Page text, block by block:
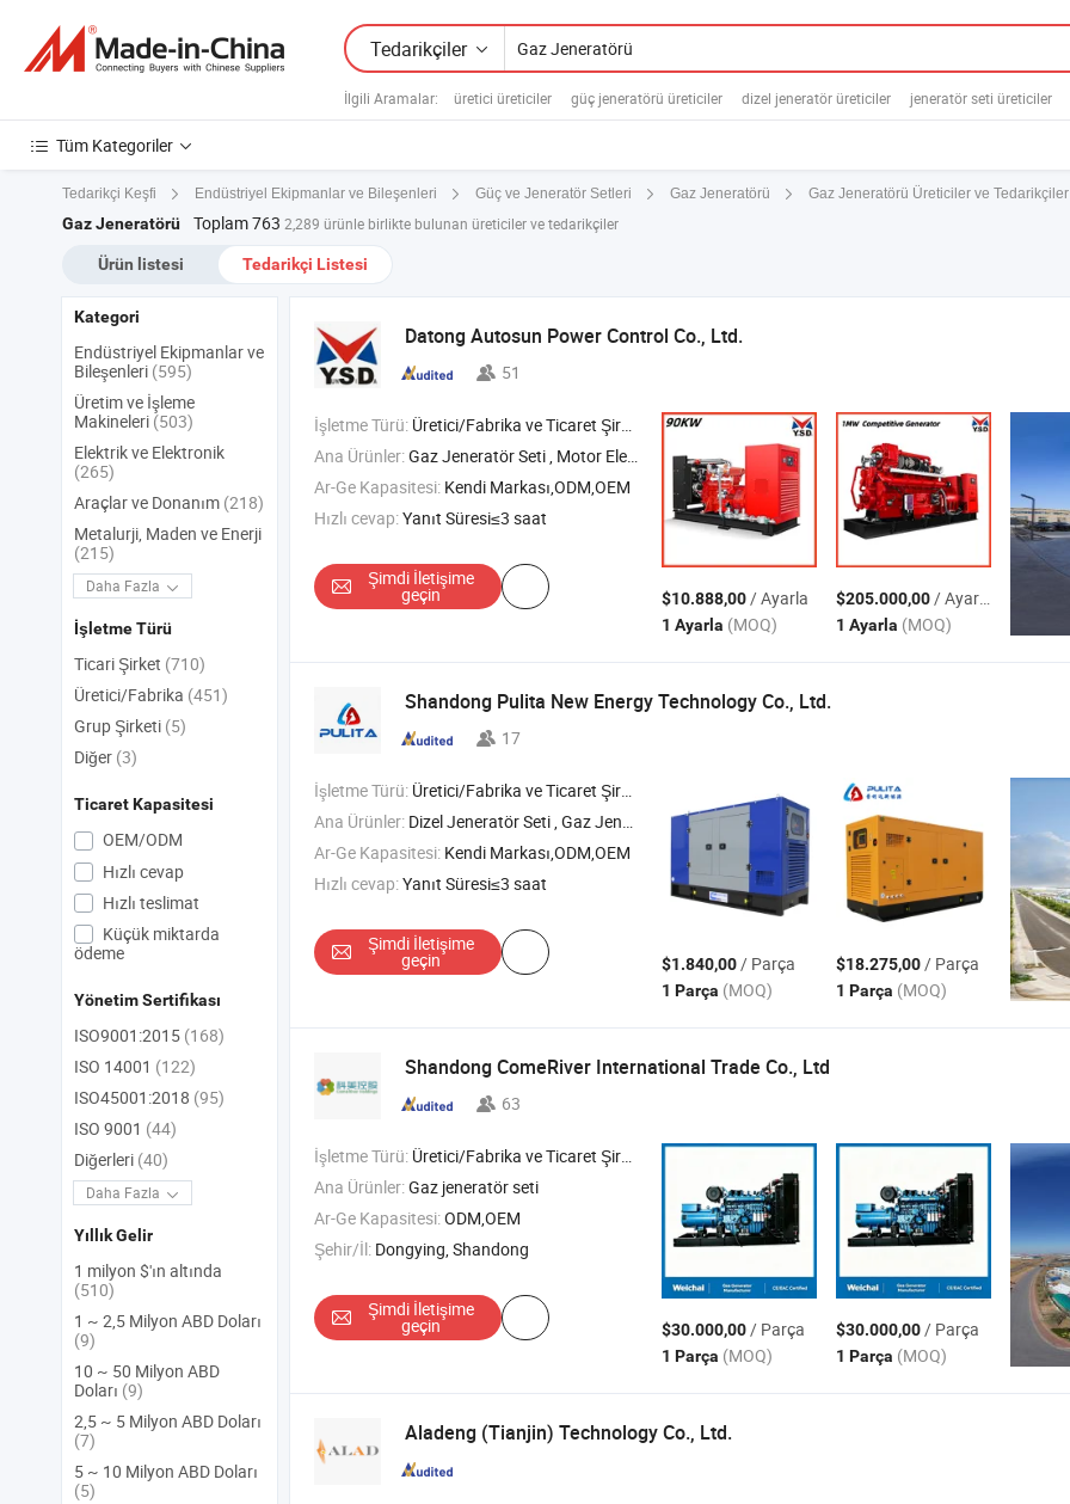
Tedarikçiler
İlgili Aramalar: üretici üreticiler güç jeneratörü üreticiler dizel jeneratör üreticiler jeneratör seti üreticiler
Tüm Kategoriler
Tedarikçi Keşfi Endüstriyel Ekipmanlar ve Bileşenleri Güç ve Jeneratör Setleri Gaz Jeneratörü Gaz Jeneratörü Üreticiler ve Tedarikçiler
Gaz Jeneratörü Toplam 763 2,289 ürünle birlikte bulunan üreticiler ve tedarikçiler
Ürün listesi Tedarikçi Listesi
Datong Autosun Power Control Co., Ltd.
51
İşletme Türü: Üretici/Fabrika ve Ticaret Şirketi
Ana Ürünler:Gaz Jeneratör Seti , Motor Elektronik Kontrol Ürünleri
Ar-Ge Kapasitesi: Kendi Markası,ODM,OEM
Hızlı cevap:Yanıt Süresi≤3 saat
Şimdi İletişime
geçin $10.888,00/ Ayarla
1 Ayarla (MOQ)
$205.000,00/ Ayarla
1 Ayarla (MOQ)
Shandong Pulita New Energy Technology Co., Ltd.
17
İşletme Türü: Üretici/Fabrika ve Ticaret Şirketi
Ana Ürünler: Dizel Jeneratör Seti , Gaz Jeneratör Seti , Biyogaz Jeneratör Seti , Doğal Gaz Jeneratör Seti , Biyokütle Jeneratör Seti
Ar-Ge Kapasitesi: Kendi Markası,ODM,OEM
Hızlı cevap:Yanıt Süresi≤3 saat
Şimdi İletişime
geçin $1.840,00/ Parça
1 Parça (MOQ)
$18.275,00/ Parça
1 Parça (MOQ)
Shandong ComeRiver International Trade Co., Ltd
63
İşletme Türü: Üretici/Fabrika ve Ticaret Şirketi
Ana Ürünler:Gaz jeneratör seti
Ar-Ge Kapasitesi:ODM,OEM
Şehir/İl: Dongying, Shandong
Şimdi İletişime
geçin $30.000,00/ Parça
1 Parça (MOQ)
$30.000,00/ Parça
1 Parça (MOQ)
Aladeng (Tianjin) Technology Co., Ltd.
Kategori
Endüstriyel Ekipmanlar ve
Bileşenleri (595)
Üretim ve İşleme
Makineleri (503)
Elektrik ve Elektronik
(265)
Araçlar ve Donanım (218)
Metalurji, Maden ve Enerji
(215)
Daha Fazla
İşletme Türü
Ticari Şirket (710)
Üretici/Fabrika (451)
Grup Şirketi (5)
Diğer (3)
Ticaret Kapasitesi
OEM/ODM
Hızlı cevap
Hızlı teslimat
Küçük miktarda
ödeme
Yönetim Sertifikası
ISO9001:2015 (168)
ISO 14001 (122)
ISO45001:2018 (95)
ISO 9001 (44)
Diğerleri (40)
Daha Fazla
Yıllık Gelir
1 milyon $'ın altında
(510)
1 ~ 2,5 Milyon ABD Doları
(9)
10 ~ 50 Milyon ABD
Doları (9)
2,5 ~ 5 Milyon ABD Doları
(7)
5 ~ 10 Milyon ABD Doları
(5)